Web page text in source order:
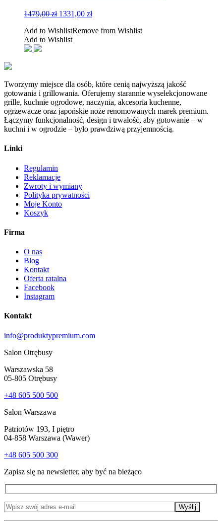
1479,00zł Pierwotna
wynosiła:
1479,00 zł.
1331,00 złAktualna
wynosi:
Add to WishlistRemove from Wishlist
Add to Wishlist
Tworzymy miejsce dla osób, które cenią najwyższą jakość
gotowania i grillowania. Oferujemy starannie wyselekcjonowane
grille, kuchnie ogrodowe, naczynia, akcesoria kuchenne,
ogrzewacze oraz japońskie noże renomowanych marek premium.
Łączymy funkcjonalność, design i trwałość, aby gotowanie – w
kuchni i w ogrodzie – było prawdziwą przyjemnością.
Linki
Regulamin
Reklamacje
Zwroty i wymiany
Polityka prywatności
Moje Konto
Koszyk
Firma
O nas
Blog
Kontakt
Oferta ratalna
Facebook
Instagram
Kontakt
info@produktypremium.com
Salon Otrębusy
Warszawska 58
05-805 Otrębusy
+48 605 500 500
Salon Warszawa
Patriotów 193, I piętro
04-858 Warszawa (Wawer)
+48 605 500 300
Zapisz się na newsletter, aby być na bieżąco
Wyślij